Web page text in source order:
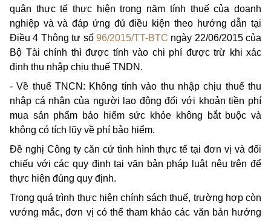
quân thực tế thực hiện trong năm tính thuế của doanh
nghiệp và và đáp ứng đủ điều kiện theo hướng dẫn tại
Điều 4 Thông tư số 96/2015/TT-BTC ngày 22/06/2015 của
Bộ Tài chính thì được tính vào chi phí được trừ khi xác
định thu nhập chịu thuế TNDN.
- Về thuế TNCN: Không tính vào thu nhập chịu thuế thu
nhập cá nhân của người lao động đối với khoản tiền phí
mua sản phẩm bảo hiểm sức khỏe không bắt buộc và
không có tích lũy về phí bảo hiểm.
Đề nghị Công ty căn cứ tình hình thực tế tại đơn vị và đối
chiếu với các quy định tại văn bản pháp luật nêu trên để
thực hiện đúng quy định.
Trong quá trình thực hiện chính sách thuế, trường hợp còn
vướng mắc, đơn vị có thể tham khảo các văn bản hướng